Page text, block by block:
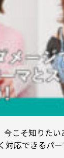
こそ知りたい
対応できるパ